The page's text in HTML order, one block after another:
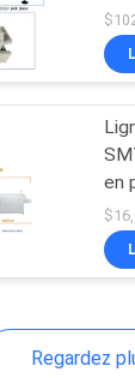
de
4
à 6
en
en
Regardez